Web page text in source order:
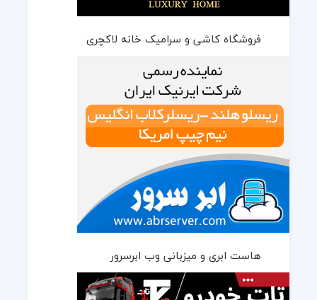
فروشگاه کاشی و سرامیک خانه لاکچری
هاست ابری و میزبانی وب ابرسرور